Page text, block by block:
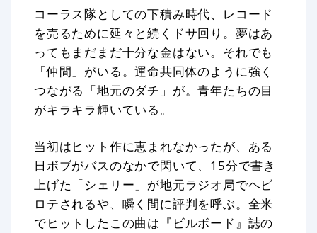
コーラス隊としての下積み時代、レコード
を売るために延々と続くドサ回り。夢はあ
ってもまだまだ十分な金はない。それでも
「仲間」がいる。運命共同体のように強く
つながる「地元のダチ」が。青年たちの目
がキラキラ輝いている。
当初はヒット作に恵まれなかったが、ある
日ボブがバスのなかで閃いて、15分で書き
上げた「シェリー」が地元ラジオ局でヘビ
ロテされるや、瞬く間に評判を呼ぶ。全米
でヒットしたこの曲は『ビルボード』誌の